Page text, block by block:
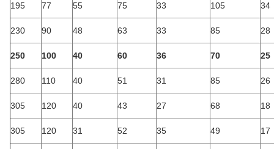
195 77 55 75 33 105 34
230 90 48 63 33 85 28
250 100 40 60 36 70 25
280 110 40 51 31 85 26
305 120 40 43 27 68 18
305 120 31 52 35 49 17